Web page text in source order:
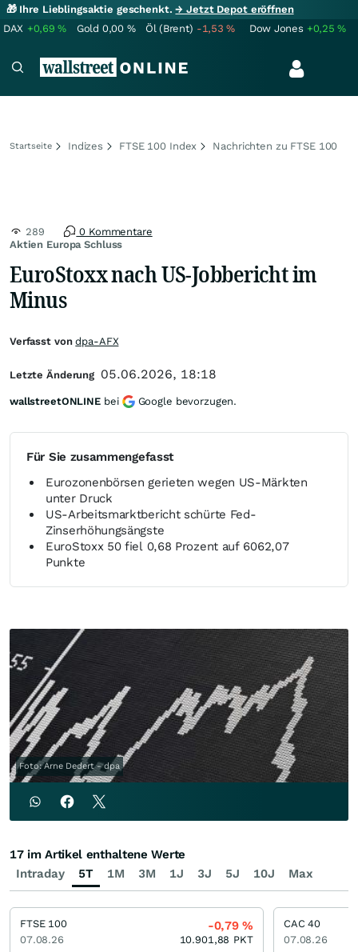
🎁 Ihre Lieblingsaktie geschenkt.→ Jetzt Depot eröffnen
DAX +0,69% Gold 0,00 % Öl (Brent) -1,53% Dow Jones +0,25%
Startseite Indizes FTSE 100 Index Nachrichten zu FTSE 100
Aktien Europa Schluss
289 0 Kommentare
EuroStoxx nach US-Jobbericht im
Minus
Für Sie zusammengefasst
Eurozonenbörsen gerieten wegen US-Märkten
unter Druck
US-Arbeitsmarktbericht schürte Fed-
Zinserhöhungsängste
EuroStoxx 50 fiel 0,68 Prozent auf 6062,07
Punkte
Foto: Arne Dedert - dpa
Verfasst vondpa-AFX
Letzte Änderung 05.06.2026, 18:18
wallstreetONLINE bei Google bevorzugen.
Intraday 5T 1M 3M 1J 3J 5J 10J Max
17 im Artikel enthaltene Werte
FTSE 100
07.08.26
-0,79%
10.901,88 PKT
CAC 40
07.08.26